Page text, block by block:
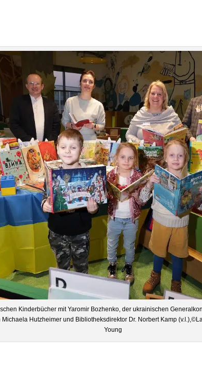
Kin­der­bü­cher mit Yaro­mir Boz­henko, der ukrai­ni­schen
Hutz­hei­mer und Biblio­theks­di­rek­tor Dr. Nor­bert Kamp
Young